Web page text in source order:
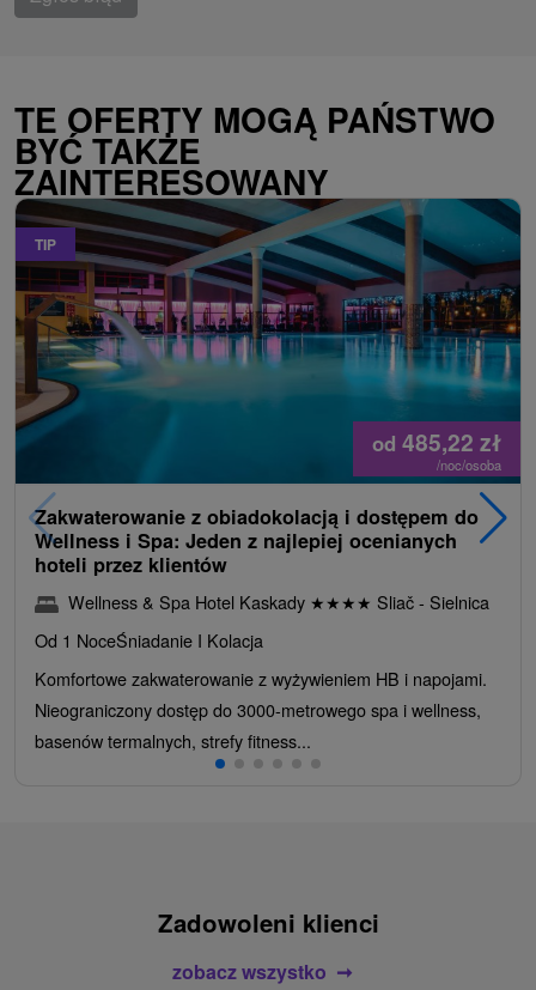
TE OFERTY MOGĄ PAŃSTWO
BYĆ TAKŻE
ZAINTERESOWANY
TIP
od 485,22 zł
/noc/osoba
Zakwaterowanie z obiadokolacją i dostępem do
Wellness i Spa: Jeden z najlepiej ocenianych
hoteli przez klientów
Wellness & Spa Hotel Kaskady ★★★★ Sliač - Sielnica
Od 1 NoceŚniadanie I Kolacja
Komfortowe zakwaterowanie z wyżywieniem HB i napojami.
Nieograniczony dostęp do 3000-metrowego spa i wellness,
basenów termalnych, strefy fitness...
Zadowoleni klienci
zobacz wszystko